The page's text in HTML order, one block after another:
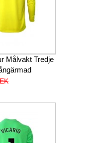
Målvakt Tredje